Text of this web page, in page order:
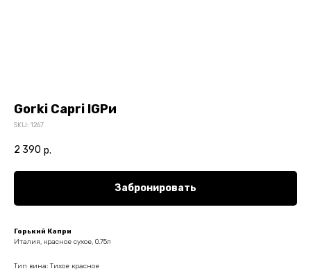
Gorki Capri IGPи
SKU: 1267
2 390 р.
Забронировать
Горький Капри
Италия, красное сухое, 0.75л
Тип вина: Тихое красное